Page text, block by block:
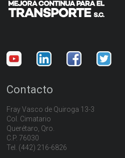
Contacto
Fray Vasco de Quiroga 13-3
Col. Cimatario
Querétaro, Qro.
C.P. 76030
Tel. (442) 216-6826